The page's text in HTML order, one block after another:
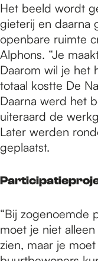
Het beeld wordt
gieterij en daarna
openbare ruimte
Alphons. “Je
Daarom wil je het
totaal kostte De
Daarna werd het
uiteraard de
Later werden
geplaatst.
“Bij zogenoemde
moet je niet
zien, maar je